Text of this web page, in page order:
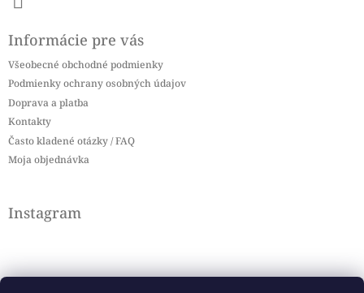
Informácie pre vás
Všeobecné obchodné podmienky
Podmienky ochrany osobných údajov
Doprava a platba
Kontakty
Často kladené otázky / FAQ
Moja objednávka
Instagram